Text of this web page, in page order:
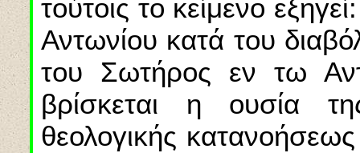
τούτοις το κείμενο
Αντωνίου κατά του
του Σωτήρος εν τω
βρίσκεται η ουσία
θεολογικής